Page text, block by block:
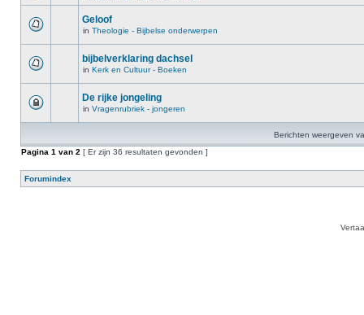
Geloof
in Theologie - Bijbelse onderwerpen
bijbelverklaring dachsel
in Kerk en Cultuur - Boeken
De rijke jongeling
in Vragenrubriek - jongeren
Berichten weergeven
Pagina 1 van 2 [ Er zijn 36 resultaten gevonden ]
Forumindex